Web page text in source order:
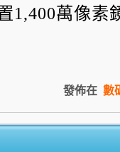
1,400萬像素
發佈在 數